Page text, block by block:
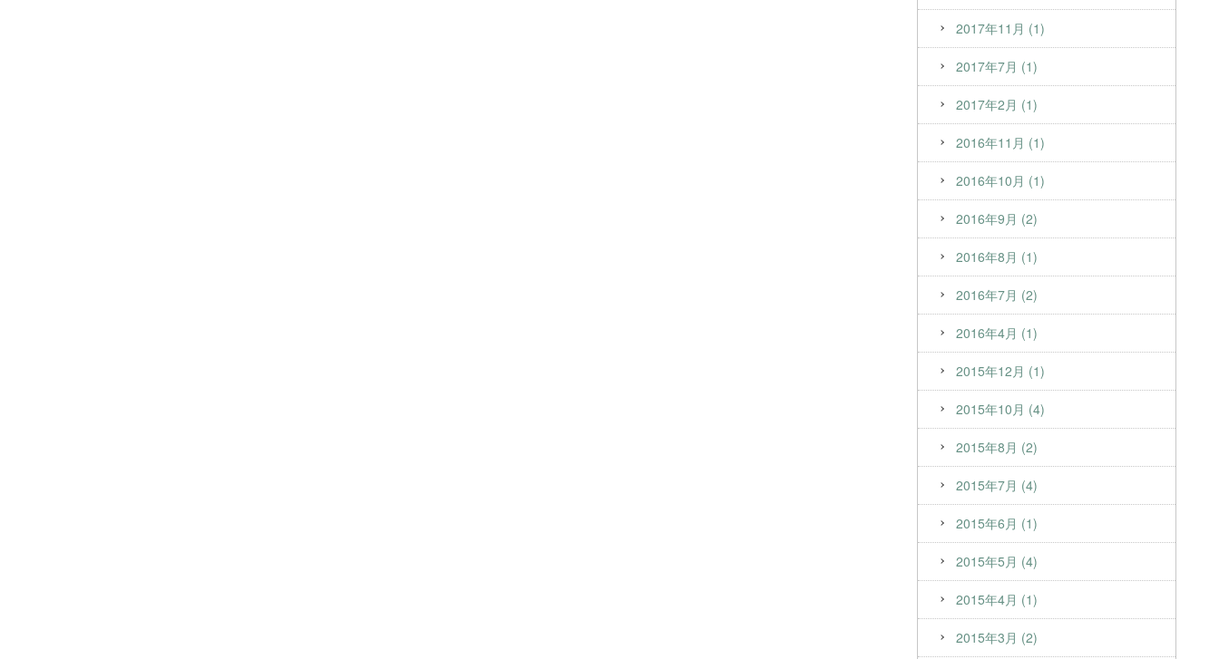
2017年11月 (1)
2017年7月 (1)
2017年2月 (1)
2016年11月 (1)
2016年10月 (1)
2016年9月 (2)
2016年8月 (1)
2016年7月 (2)
2016年4月 (1)
2015年12月 (1)
2015年10月 (4)
2015年8月 (2)
2015年7月 (4)
2015年6月 (1)
2015年5月 (4)
2015年4月 (1)
2015年3月 (2)